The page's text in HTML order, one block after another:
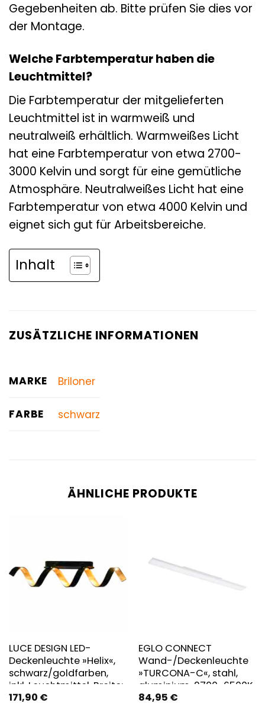
Gegebenheiten ab. Bitte prüfen Sie dies vor
der Montage.
Welche Farbtemperatur haben die
Leuchtmittel?
Die Farbtemperatur der mitgelieferten
Leuchtmittel ist in warmweiß und
neutralweiß erhältlich. Warmweißes Licht
hat eine Farbtemperatur von etwa 2700-
3000 Kelvin und sorgt für eine gemütliche
Atmosphäre. Neutralweißes Licht hat eine
Farbtemperatur von etwa 4000 Kelvin und
eignet sich gut für Arbeitsbereiche.
Inhalt
ZUSÄTZLICHE INFORMATIONEN
MARKE Briloner
FARBE schwarz
ÄHNLICHE PRODUKTE
LUCE DESIGN LED-
Deckenleuchte »Helix«,
schwarz/goldfarben,
inkl. Leuchtmittel, Breite:
80 cm
171,90 €
EGLO CONNECT
Wand-/Deckenleuchte
»TURCONA-C«, stahl,
aluminium, 2700-6500K
– weiss
84,95 €